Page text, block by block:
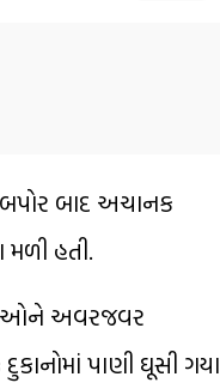
બાદ અચાનક
હતી.
અવરજવર
પાણી ઘૂસી ગયા